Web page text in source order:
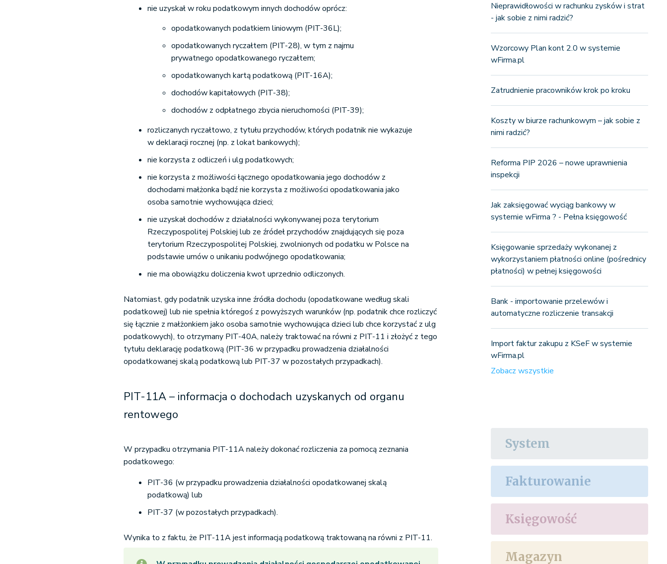
nie uzyskał w roku podatkowym innych dochodów oprócz:
opodatkowanych podatkiem liniowym (PIT-36L);
opodatkowanych ryczałtem (PIT-28), w tym z najmu
prywatnego opodatkowanego ryczałtem;
opodatkowanych kartą podatkową (PIT-16A);
dochodów kapitałowych (PIT-38);
dochodów z odpłatnego zbycia nieruchomości (PIT-39);
rozliczanych ryczałtowo, z tytułu przychodów, których podatnik nie wykazuje
w deklaracji rocznej (np. z lokat bankowych);
nie korzysta z odliczeń i ulg podatkowych;
nie korzysta z możliwości łącznego opodatkowania jego dochodów z
dochodami małżonka bądź nie korzysta z możliwości opodatkowania jako
osoba samotnie wychowująca dzieci;
nie uzyskał dochodów z działalności wykonywanej poza terytorium
Rzeczypospolitej Polskiej lub ze źródeł przychodów znajdujących się poza
terytorium Rzeczypospolitej Polskiej, zwolnionych od podatku w Polsce na
podstawie umów o unikaniu podwójnego opodatkowania;
nie ma obowiązku doliczenia kwot uprzednio odliczonych.
Natomiast, gdy podatnik uzyska inne źródła dochodu (opodatkowane według skali
podatkowej) lub nie spełnia któregoś z powyższych warunków (np. podatnik chce rozliczyć
się łącznie z małżonkiem jako osoba samotnie wychowująca dzieci lub chce korzystać z ulg
podatkowych), to otrzymany PIT-40A, należy traktować na równi z PIT-11 i złożyć z tego
tytułu deklarację podatkową (PIT-36 w przypadku prowadzenia działalności
opodatkowanej skalą podatkową lub PIT-37 w pozostałych przypadkach).
PIT-11A – informacja o dochodach uzyskanych od organu
rentowego
W przypadku otrzymania PIT-11A należy dokonać rozliczenia za pomocą zeznania
podatkowego:
PIT-36 (w przypadku prowadzenia działalności opodatkowanej skalą
podatkową) lub
PIT-37 (w pozostałych przypadkach).
Wynika to z faktu, że PIT-11A jest informacją podatkową traktowaną na równi z PIT-11.
Nieprawidłowości w rachunku zysków i strat
- jak sobie z nimi radzić?
Wzorcowy Plan kont 2.0 w systemie
wFirma.pl
Zatrudnienie pracowników krok po kroku
Koszty w biurze rachunkowym – jak sobie z
nimi radzić?
Reforma PIP 2026 – nowe uprawnienia
inspekcji
Jak zaksięgować wyciąg bankowy w
systemie wFirma ? - Pełna księgowość
Księgowanie sprzedaży wykonanej z
wykorzystaniem płatności online (pośrednicy
płatności) w pełnej księgowości
Bank - importowanie przelewów i
automatyczne rozliczenie transakcji
Import faktur zakupu z KSeF w systemie
wFirma.pl
Zobacz wszystkie
System
Fakturowanie
Księgowość
Magazyn